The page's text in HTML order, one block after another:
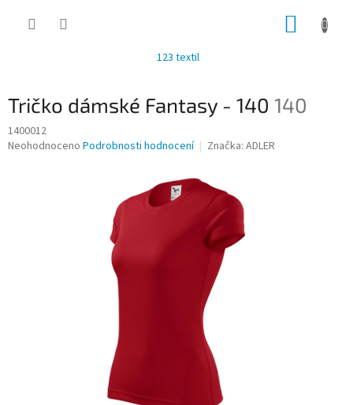
123 textil
Tričko dámské Fantasy - 140 140
1400012
Průměrné
Neohodnoceno Podrobnosti hodnocení Značka: ADLER